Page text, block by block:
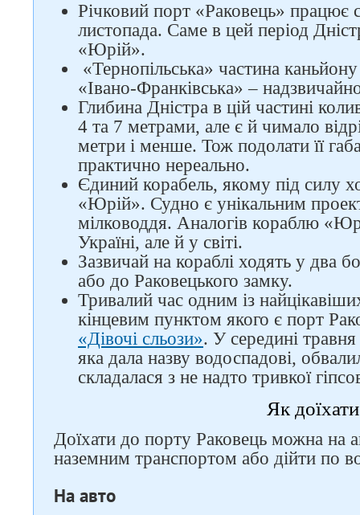
Річковий порт «Раковець» працює
листопада. Саме в цей період
«Юрій».
«Тернопільська» частина
«Івано-Франківська» –
Глибина Дністра в цій частині
4 та 7 метрами, але є й чимало
метри і менше. Тож подолати її
практично нереально.
Єдиний корабель, якому під силу
«Юрій». Судно є унікальним
мілководдя. Аналогів кораблю
Україні, але й у світі.
Зазвичай на кораблі ходять у два
або до Раковецького замку.
Тривалий час одним із
кінцевим пунктом якого є порт
«Дівочі сльози». У середині
яка дала назву водоспадові,
складалася з не надто тривкої
Як доїхати
Доїхати до порту Раковець можна на
наземним транспортом або дійти по
На авто